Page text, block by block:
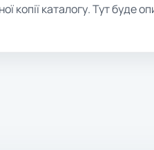
копії каталогу. Тут буде